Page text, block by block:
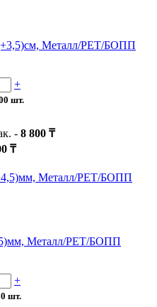
Металл/PET/БОПП
+
шт.
- 8 800 ₸
₸
Металл/PET/БОПП
+
шт.